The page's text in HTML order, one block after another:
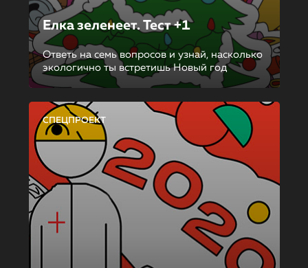
Елка зеленеет. Тест +1
Ответь на семь вопросов и узнай, насколько
экологично ты встретишь Новый год
СПЕЦПРОЕКТ